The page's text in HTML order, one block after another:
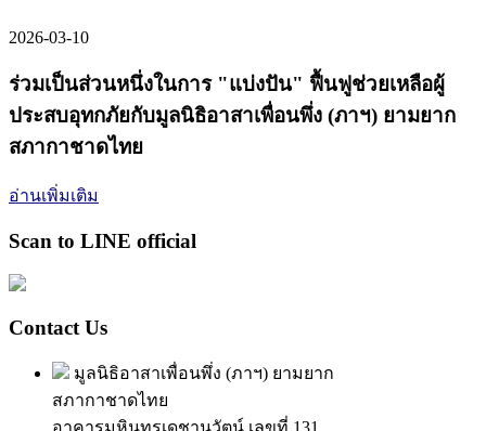
2026-03-10
ร่วมเป็นส่วนหนึ่งในการ "แบ่งปัน" ฟื้นฟูช่วยเหลือผู้
ประสบอุทกภัยกับมูลนิธิอาสาเพื่อนพึ่ง (ภาฯ) ยามยาก
สภากาชาดไทย
อ่านเพิ่มเติม
Scan to LINE official
Contact Us
มูลนิธิอาสาเพื่อนพึ่ง (ภาฯ) ยามยาก
สภากาชาดไทย